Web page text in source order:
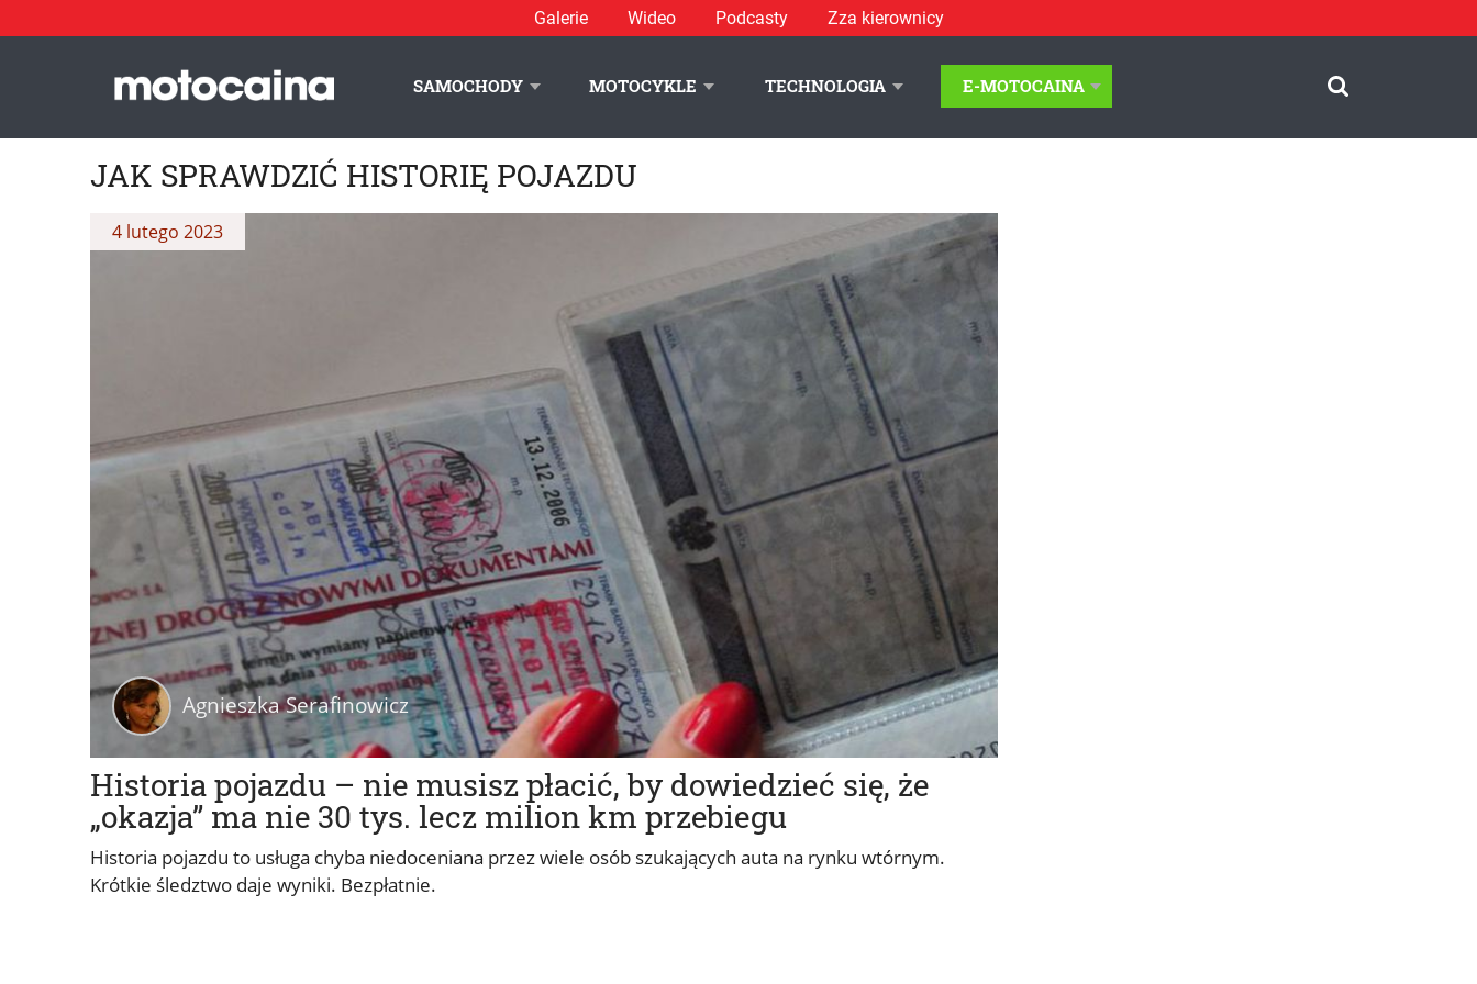
Galerie Wideo Podcasty Zza kierownicy
SAMOCHODY MOTOCYKLE TECHNOLOGIA E-MOTOCAINA
JAK SPRAWDZIĆ HISTORIĘ POJAZDU
Historia pojazdu – nie musisz płacić, by dowiedzieć się, że
„okazja” ma nie 30 tys. lecz milion km przebiegu
4 lutego 2023
Agnieszka Serafinowicz
Historia pojazdu to usługa chyba niedoceniana przez wiele osób szukających auta na rynku wtórnym.
Krótkie śledztwo daje wyniki. Bezpłatnie.